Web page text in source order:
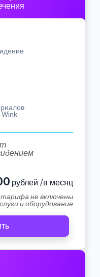
Wink
рублей /в месяц
не включены
и оборудование